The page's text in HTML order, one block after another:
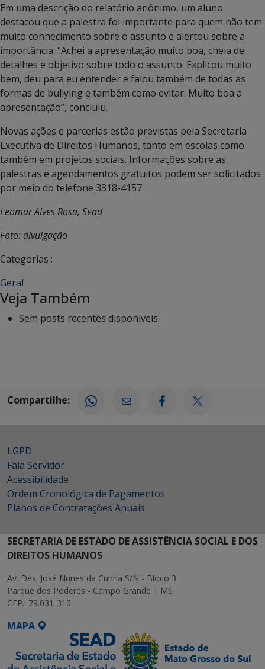
Em uma descrição do relatório anônimo, um aluno
destacou que a palestra foi importante para quem não tem
muito conhecimento sobre o assunto e alertou sobre a
importância. “Achei a apresentação muito boa, cheia de
detalhes e objetivo sobre todo o assunto. Explicou muito
bem, deu para eu entender e falou também de todas as
formas de bullying e também como evitar. Muito boa a
apresentação”, concluiu.
Novas ações e parcerias estão previstas pela Secretaria
Executiva de Direitos Humanos, tanto em escolas como
também em projetos sociais. Informações sobre as
palestras e agendamentos gratuitos podem ser solicitados
por meio do telefone 3318-4157.
Leomar Alves Rosa, Sead
Foto: divulgação
Categorias :
Geral
Veja Também
Sem posts recentes disponíveis.
Compartilhe:
LGPD
Fala Servidor
Acessibilidade
Ordem Cronológica de Pagamentos
Planos de Contratações Anuais
SECRETARIA DE ESTADO DE ASSISTÊNCIA SOCIAL E DOS
DIREITOS HUMANOS
Av. Des. José Nunes da Cunha S/N - Bloco 3
Parque dos Poderes - Campo Grande | MS
CEP.: 79.031-310
MAPA